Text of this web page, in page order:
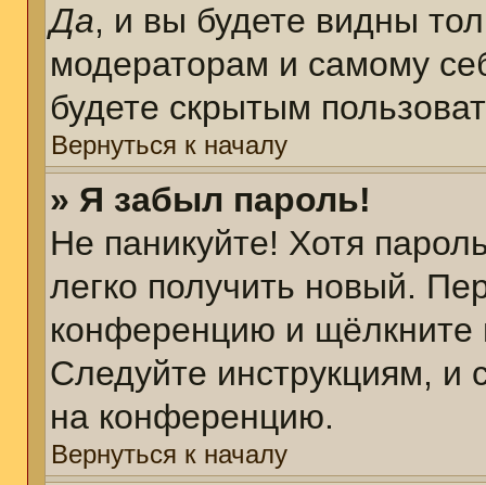
Да, и вы будете видны
модераторам и самому
будете скрытым
Вернуться к началу
» Я забыл пароль!
Не паникуйте! Хотя
легко получить новый.
конференцию и щёлкните
Следуйте инструкциям, и
на конференцию.
Вернуться к началу